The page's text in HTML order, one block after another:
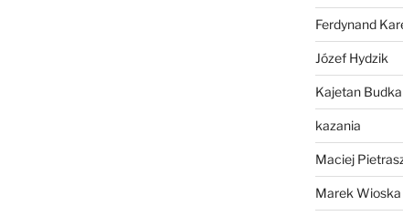
Ferdynand
Józef Hydzik
Kajetan Budka
kazania
Maciej
Marek Wioska